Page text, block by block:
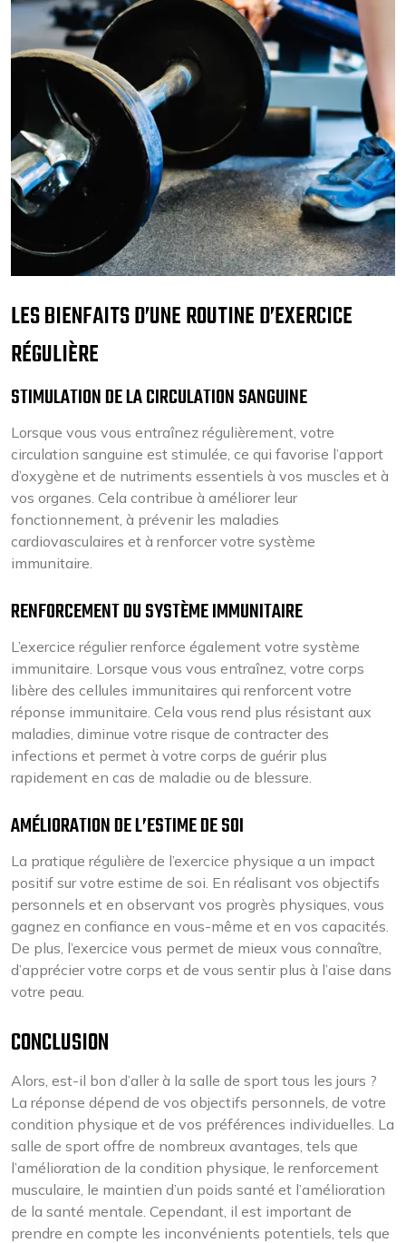
LES BIENFAITS D’UNE ROUTINE D’EXERCICE
RÉGULIÈRE
STIMULATION DE LA CIRCULATION SANGUINE
Lorsque vous vous entraînez régulièrement, votre
circulation sanguine est stimulée, ce qui favorise l’apport
d’oxygène et de nutriments essentiels à vos muscles et à
vos organes. Cela contribue à améliorer leur
fonctionnement, à prévenir les maladies
cardiovasculaires et à renforcer votre système
immunitaire.
RENFORCEMENT DU SYSTÈME IMMUNITAIRE
L’exercice régulier renforce également votre système
immunitaire. Lorsque vous vous entraînez, votre corps
libère des cellules immunitaires qui renforcent votre
réponse immunitaire. Cela vous rend plus résistant aux
maladies, diminue votre risque de contracter des
infections et permet à votre corps de guérir plus
rapidement en cas de maladie ou de blessure.
AMÉLIORATION DE L’ESTIME DE SOI
La pratique régulière de l’exercice physique a un impact
positif sur votre estime de soi. En réalisant vos objectifs
personnels et en observant vos progrès physiques, vous
gagnez en confiance en vous-même et en vos capacités.
De plus, l’exercice vous permet de mieux vous connaître,
d’apprécier votre corps et de vous sentir plus à l’aise dans
votre peau.
CONCLUSION
Alors, est-il bon d’aller à la salle de sport tous les jours ?
La réponse dépend de vos objectifs personnels, de votre
condition physique et de vos préférences individuelles. La
salle de sport offre de nombreux avantages, tels que
l’amélioration de la condition physique, le renforcement
musculaire, le maintien d’un poids santé et l’amélioration
de la santé mentale. Cependant, il est important de
prendre en compte les inconvénients potentiels, tels que